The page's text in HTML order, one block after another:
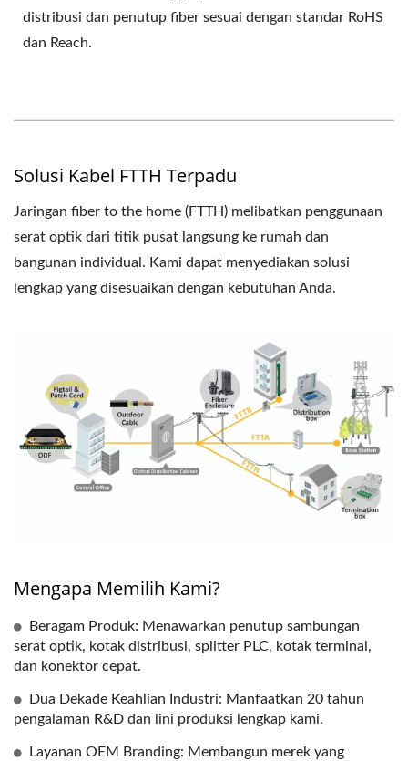
distribusi dan penutup fiber sesuai dengan standar RoHS
dan Reach.
Solusi Kabel FTTH Terpadu
Jaringan fiber to the home (FTTH) melibatkan penggunaan
serat optik dari titik pusat langsung ke rumah dan
bangunan individual. Kami dapat menyediakan solusi
lengkap yang disesuaikan dengan kebutuhan Anda.
Mengapa Memilih Kami?
Beragam Produk: Menawarkan penutup sambungan
serat optik, kotak distribusi, splitter PLC, kotak terminal,
dan konektor cepat.
Dua Dekade Keahlian Industri: Manfaatkan 20 tahun
pengalaman R&D dan lini produksi lengkap kami.
Layanan OEM Branding: Membangun merek yang